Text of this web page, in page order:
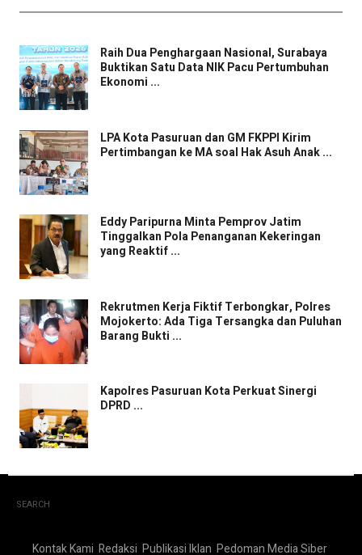
Raih Dua Penghargaan Nasional, Surabaya
Buktikan Satu Data NIK Pacu Pertumbuhan
Ekonomi ...
LPA Kota Pasuruan dan GM FKPPI Kirim
Pertimbangan ke MA soal Hak Asuh Anak ...
Eddy Paripurna Minta Pemprov Jatim
Tinggalkan Pola Penanganan Kekeringan
yang Reaktif ...
Rekrutmen Kerja Fiktif Terbongkar, Polres
Mojokerto: Ada Tiga Tersangka dan Puluhan
Barang Bukti ...
Kapolres Pasuruan Kota Perkuat Sinergi
DPRD ...
SEARCH
Kontak Kami Redaksi Publikasi Iklan Pedoman Media Siber